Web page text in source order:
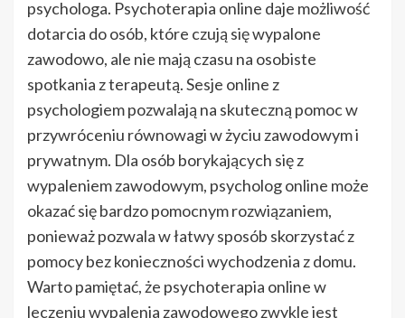
psychologa. Psychoterapia online daje możliwość
dotarcia do osób, które czują się wypalone
zawodowo, ale nie mają czasu na osobiste
spotkania z terapeutą. Sesje online z
psychologiem pozwalają na skuteczną pomoc w
przywróceniu równowagi w życiu zawodowym i
prywatnym. Dla osób borykających się z
wypaleniem zawodowym, psycholog online może
okazać się bardzo pomocnym rozwiązaniem,
ponieważ pozwala w łatwy sposób skorzystać z
pomocy bez konieczności wychodzenia z domu.
Warto pamiętać, że psychoterapia online w
leczeniu wypalenia zawodowego zwykle jest